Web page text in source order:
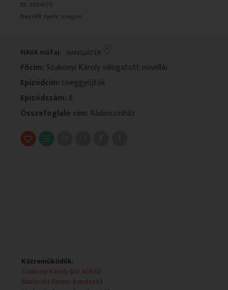
ID: 3854675
Beszélt nyelv: magyar
NAVA műfaj: HANGJÁTÉK
Főcím: Szakonyi Károly válogatott novellái
Epizódcím: Üveggyűjtők
Epizódszám: 8.
Összefoglaló cím: Rádiószínház
Közreműködők:
Szakonyi Károly(író, költő)
Markovits Ferenc(rendező)